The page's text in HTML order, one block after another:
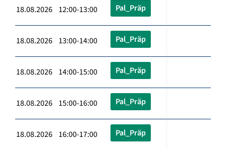
18.08.2026 12:00-13:00 Pal_Präp
18.08.2026 13:00-14:00 Pal_Präp
18.08.2026 14:00-15:00 Pal_Präp
18.08.2026 15:00-16:00 Pal_Präp
18.08.2026 16:00-17:00 Pal_Präp